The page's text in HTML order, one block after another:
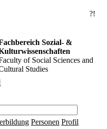
?!
Sozial- &
of Social Sciences and
Studies
Personen Profil